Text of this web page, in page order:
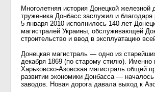
Многолетняя история Донецкой железной
труженика Донбасс заслужил и
5 января 2010 исполнилось 140 лет
магистралей Украины, обслуживающей
строительство и ввод в эксплуатацию
Донецкая магистраль — одно из
декабря 1869 (по старому стилю).
Харьковско-Азовская магистраль общей
развитии экономики Донбасса —
заводов. Новая дорога давала выход к